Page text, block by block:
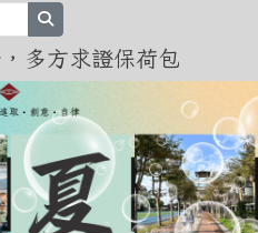
球資訊網
多方求證保荷包